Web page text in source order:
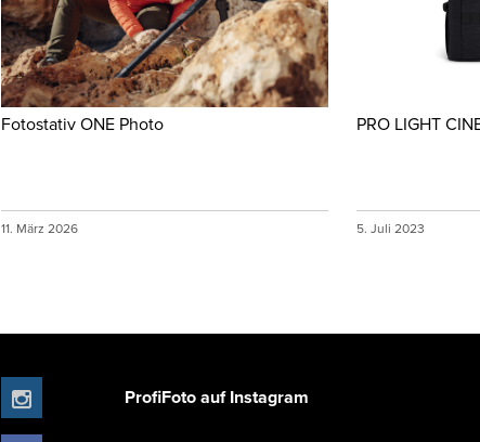
Fotostativ ONE Photo
11. März 2026
PRO LIGHT
5. Juli 2023
ProfiFoto auf Instagram